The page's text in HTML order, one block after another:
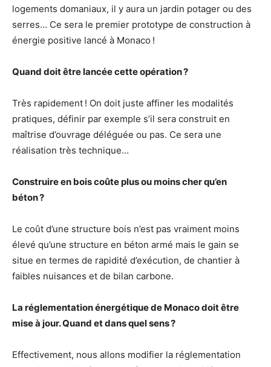
logements domaniaux, il y aura un jardin potager ou des
serres… Ce sera le premier prototype de construction à
énergie positive lancé à Monaco !
Quand doit être lancée cette opération ?
Très rapidement ! On doit juste affiner les modalités
pratiques, définir par exemple s’il sera construit en
maîtrise d’ouvrage déléguée ou pas. Ce sera une
réalisation très technique…
Construire en bois coûte plus ou moins cher qu’en
béton ?
Le coût d’une structure bois n’est pas vraiment moins
élevé qu’une structure en béton armé mais le gain se
situe en termes de rapidité d’exécution, de chantier à
faibles nuisances et de bilan carbone.
La réglementation énergétique de Monaco doit être
mise à jour. Quand et dans quel sens ?
Effectivement, nous allons modifier la réglementation